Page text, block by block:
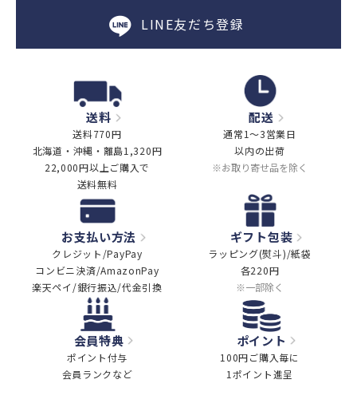
LINE友だち登録
送料
送料770円
北海道・沖縄・離島1,320円
22,000円以上ご購入で
送料無料
配送
通常1～3営業日
以内の出荷
※お取り寄せ品を除く
お支払い方法
クレジット/PayPay
コンビニ決済/AmazonPay
楽天ペイ/銀行振込/代金引換
ギフト包装
ラッピング(熨斗)/紙袋
各220円
※一部除く
会員特典
ポイント付与
会員ランクなど
ポイント
100円ご購入毎に
1ポイント進呈